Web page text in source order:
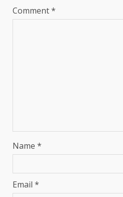
Comment*
Name *
Email *